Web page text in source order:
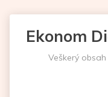
Ekonom
Veškerý